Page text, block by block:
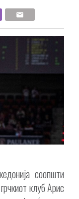
соопшти
клуб Арис